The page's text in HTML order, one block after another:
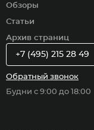
Обзоры
Статьи
Архив страниц
+7 (495) 215 28 49
Обратный звонок
Будни с 9:00 до 18:00